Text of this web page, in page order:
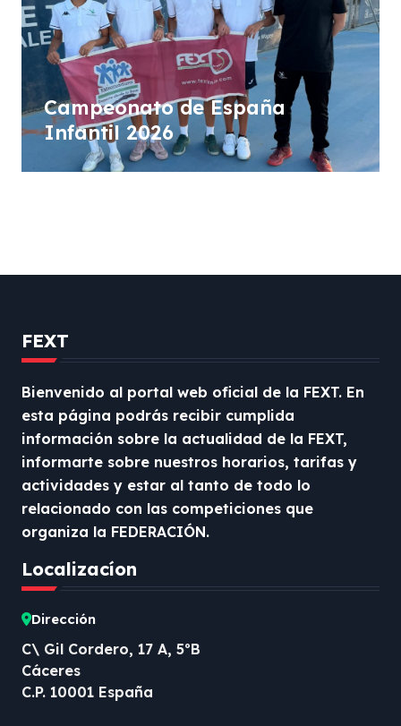
Campeonato de España
Infantil 2026
FEXT
Bienvenido al portal web oficial de la FEXT. En
esta página podrás recibir cumplida
información sobre la actualidad de la FEXT,
informarte sobre nuestros horarios, tarifas y
actividades y estar al tanto de todo lo
relacionado con las competiciones que
organiza la FEDERACIÓN.
Localizacíon
Dirección
C\ Gil Cordero, 17 A, 5ºB
Cáceres
C.P. 10001 España